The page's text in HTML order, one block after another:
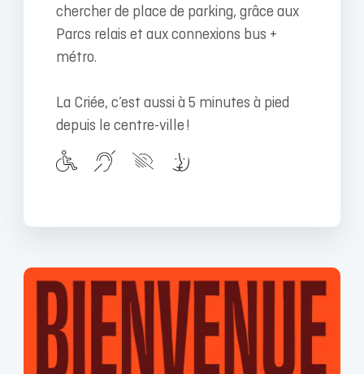
chercher de place de parking, grâce aux
Parcs relais et aux connexions bus +
métro.
La Criée, c’est aussi à 5 minutes à pied
depuis le centre-ville !